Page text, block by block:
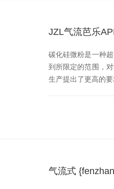
JZL气流芭乐
碳化硅微粉是一种超
到所限定的范围
生产提出了更高的要
气流式